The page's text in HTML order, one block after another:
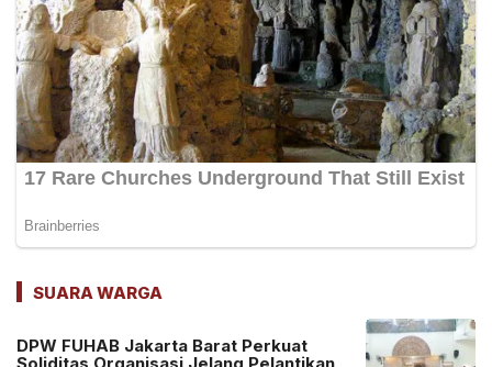
SUARA WARGA
DPW FUHAB Jakarta Barat Perkuat